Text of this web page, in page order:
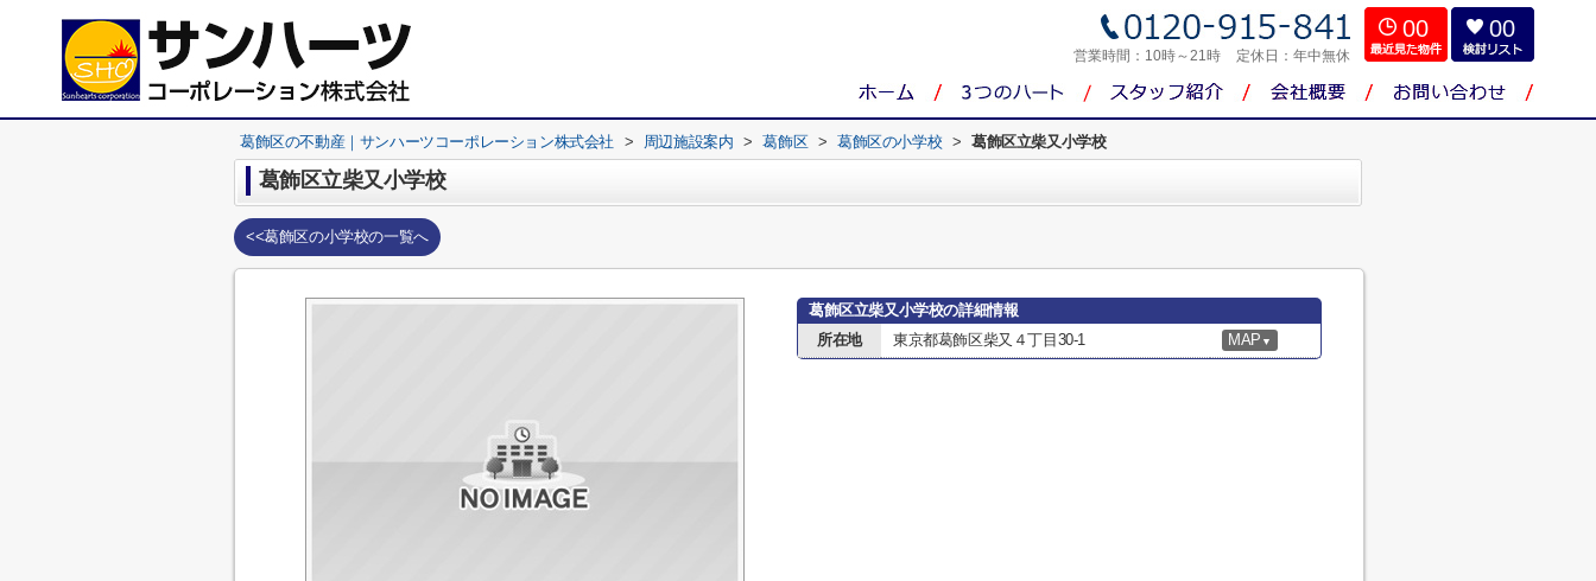
営業時間： 10時～21時 定休日： 年中無休
00 00
葛飾区の不動産｜サンハーツコーポレーション株式会社 > 周辺施設案内 > 葛飾区 > 葛飾区の小学校 > 葛飾区立柴又小学校
葛飾区立柴又小学校
<<葛飾区の小学校の一覧へ
葛飾区立柴又小学校の詳細情報
所在地
東京都葛飾区柴又４丁目30-1 MAP ▼